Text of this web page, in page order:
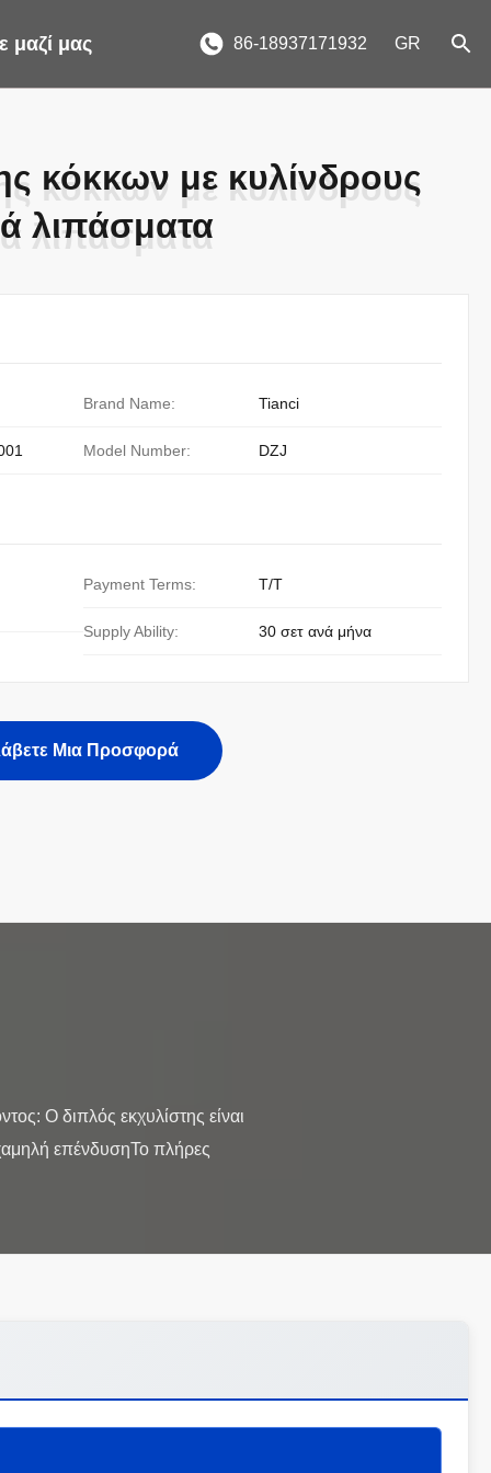
μαζί μας 86-18937171932 GR
κόκκων με κυλίνδρους
λιπάσματα
κόκκων με κυλίνδρους
λιπάσματα
Brand Name: Tianci
Model Number: DZJ
Payment Terms: Τ/Τ
Supply Ability: 30 σετ ανά μήνα
Μια Προσφορά
Ο διπλός εκχυλίστης είναι
επένδυσηΤο πλήρες